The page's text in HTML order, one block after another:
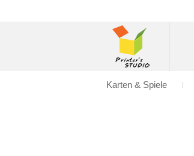
Karten & Spiele